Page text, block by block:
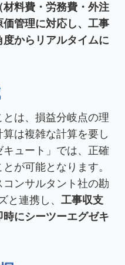
料費・労務費・外注
管理に対応し、工事
からリアルタイムに
は、損益分岐点の理
は複雑な計算を要し
ュート」では、正確
が可能となります。
ンサルタント社の勘
と連携し、 工事収支
にシーツーエグゼキ